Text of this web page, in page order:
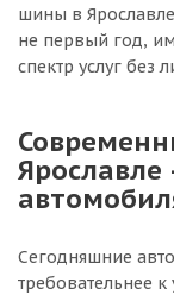
шины в
не первый год,
спектр услуг без
Ярославле
Сегодняшние
требовательнее